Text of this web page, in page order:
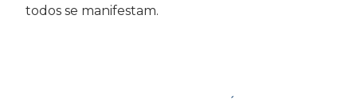
todos se manifestam.